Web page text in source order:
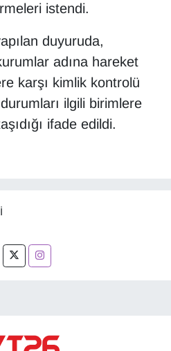
istendi.
duyuruda,
adına hareket
karşı kimlik kontrolü
ilgili birimlere
ifade edildi.